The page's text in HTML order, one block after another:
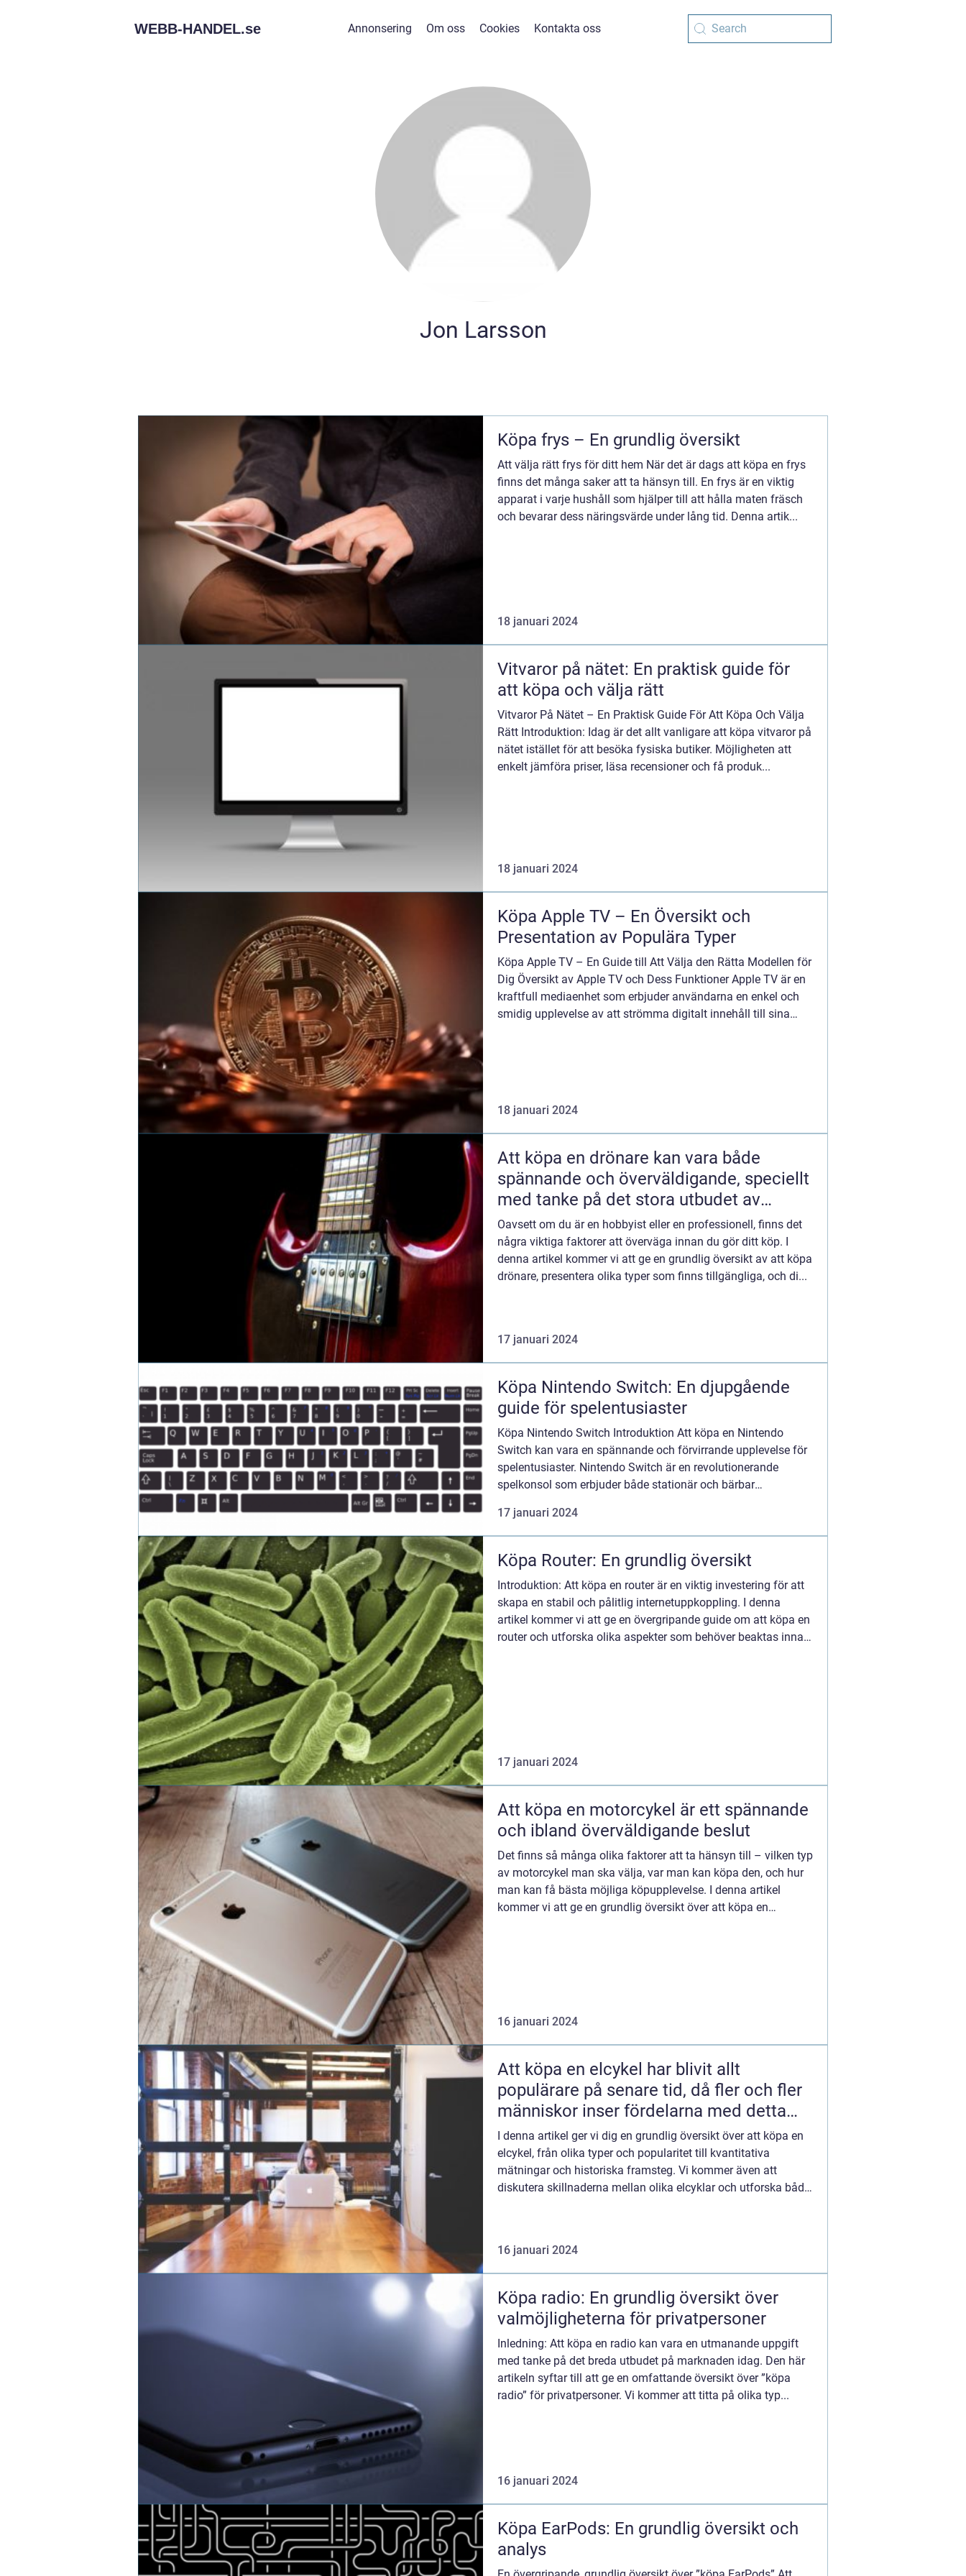
WEBB-HANDEL.se Annonsering Om oss Cookies Kontakta oss
Jon Larsson
Köpa frys – En grundlig översikt
Att välja rätt frys för ditt hem När det är dags att köpa en frys
finns det många saker att ta hänsyn till. En frys är en viktig
apparat i varje hushåll som hjälper till att hålla maten fräsch
och bevarar dess näringsvärde under lång tid. Denna artik...
18 januari 2024
Vitvaror på nätet: En praktisk guide för
att köpa och välja rätt
Vitvaror På Nätet – En Praktisk Guide För Att Köpa Och Välja
Rätt Introduktion: Idag är det allt vanligare att köpa vitvaror på
nätet istället för att besöka fysiska butiker. Möjligheten att
enkelt jämföra priser, läsa recensioner och få produk...
18 januari 2024
Köpa Apple TV – En Översikt och
Presentation av Populära Typer
Köpa Apple TV – En Guide till Att Välja den Rätta Modellen för
Dig Översikt av Apple TV och Dess Funktioner Apple TV är en
kraftfull mediaenhet som erbjuder användarna en enkel och
smidig upplevelse av att strömma digitalt innehåll till sina
18 januari 2024
Att köpa en drönare kan vara både
spännande och överväldigande, speciellt
med tanke på det stora utbudet av
drönare som finns på marknaden idag
Oavsett om du är en hobbyist eller en professionell, finns det
några viktiga faktorer att överväga innan du gör ditt köp. I
denna artikel kommer vi att ge en grundlig översikt av att köpa
drönare, presentera olika typer som finns tillgängliga, och di...
17 januari 2024
Köpa Nintendo Switch: En djupgående
guide för spelentusiaster
Köpa Nintendo Switch Introduktion Att köpa en Nintendo
Switch kan vara en spännande och förvirrande upplevelse för
spelentusiaster. Nintendo Switch är en revolutionerande
spelkonsol som erbjuder både stationär och bärbar
17 januari 2024
Köpa Router: En grundlig översikt
Introduktion: Att köpa en router är en viktig investering för att
skapa en stabil och pålitlig internetuppkoppling. I denna
artikel kommer vi att ge en övergripande guide om att köpa en
router och utforska olika aspekter som behöver beaktas innan
17 januari 2024
Att köpa en motorcykel är ett spännande
och ibland överväldigande beslut
Det finns så många olika faktorer att ta hänsyn till – vilken typ
av motorcykel man ska välja, var man kan köpa den, och hur
man kan få bästa möjliga köpupplevelse. I denna artikel
kommer vi att ge en grundlig översikt över att köpa en
16 januari 2024
Att köpa en elcykel har blivit allt
populärare på senare tid, då fler och fler
människor inser fördelarna med detta
miljövänliga och praktiska färdmedel
I denna artikel ger vi dig en grundlig översikt över att köpa en
elcykel, från olika typer och popularitet till kvantitativa
mätningar och historiska framsteg. Vi kommer även att
diskutera skillnaderna mellan olika elcyklar och utforska både
16 januari 2024
Köpa radio: En grundlig översikt över
valmöjligheterna för privatpersoner
Inledning: Att köpa en radio kan vara en utmanande uppgift
med tanke på det breda utbudet på marknaden idag. Den här
artikeln syftar till att ge en omfattande översikt över ”köpa
radio” för privatpersoner. Vi kommer att titta på olika typ...
16 januari 2024
Köpa EarPods: En grundlig översikt och
analys